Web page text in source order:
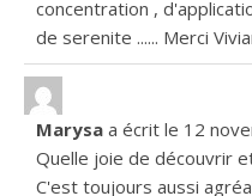
concentration ,
de serenite ...... Merci
Marysa a écrit le 12
Quelle joie de découvrir
C'est toujours aussi